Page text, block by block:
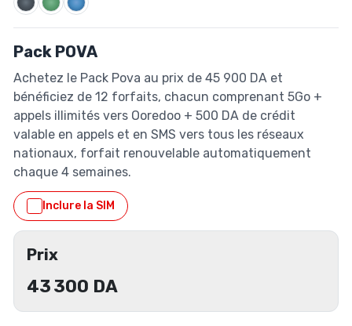
Pack POVA
Achetez le Pack Pova au prix de 45 900 DA et
bénéficiez de 12 forfaits, chacun comprenant 5Go +
appels illimités vers Ooredoo + 500 DA de crédit
valable en appels et en SMS vers tous les réseaux
nationaux, forfait renouvelable automatiquement
chaque 4 semaines.
Inclure la SIM
Prix
43 300 DA